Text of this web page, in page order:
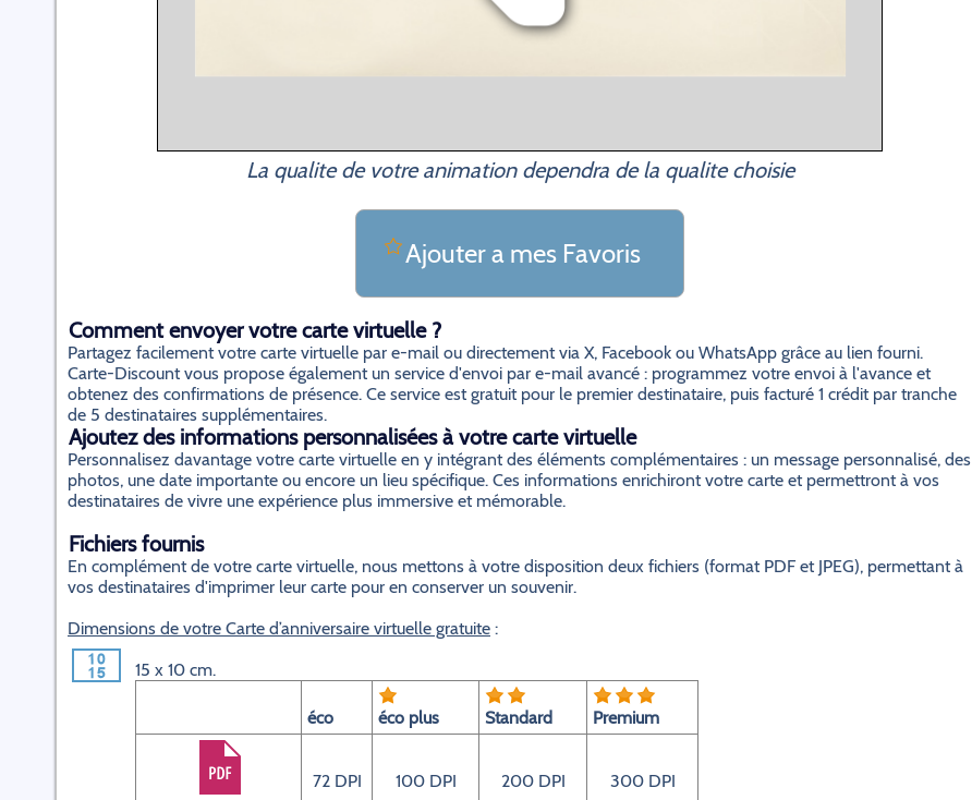
La qualite de votre animation dependra de la qualite choisie
Ajouter a mes Favoris
Comment envoyer votre carte virtuelle ?
Partagez facilement votre carte virtuelle par e-mail ou directement via X, Facebook ou WhatsApp grâce au lien fourni.
Carte-Discount vous propose également un service d'envoi par e-mail avancé : programmez votre envoi à l'avance et
obtenez des confirmations de présence. Ce service est gratuit pour le premier destinataire, puis facturé 1 crédit par tranche
de 5 destinataires supplémentaires.
Ajoutez des informations personnalisées à votre carte virtuelle
Personnalisez davantage votre carte virtuelle en y intégrant des éléments complémentaires : un message personnalisé, des
photos, une date importante ou encore un lieu spécifique. Ces informations enrichiront votre carte et permettront à vos
destinataires de vivre une expérience plus immersive et mémorable.
Fichiers fournis
En complément de votre carte virtuelle, nous mettons à votre disposition deux fichiers (format PDF et JPEG), permettant à
vos destinataires d'imprimer leur carte pour en conserver un souvenir.
Dimensions de votre Carte d’anniversaire virtuelle gratuite :
15 x 10 cm.
éco éco plus Standard Premium
72 DPI 100 DPI 200 DPI 300 DPI